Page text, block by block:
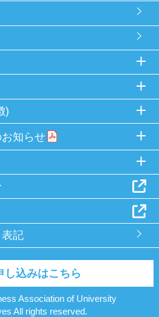
)
知らせ
記
し込みはこちら
Association of University
All rights reserved.